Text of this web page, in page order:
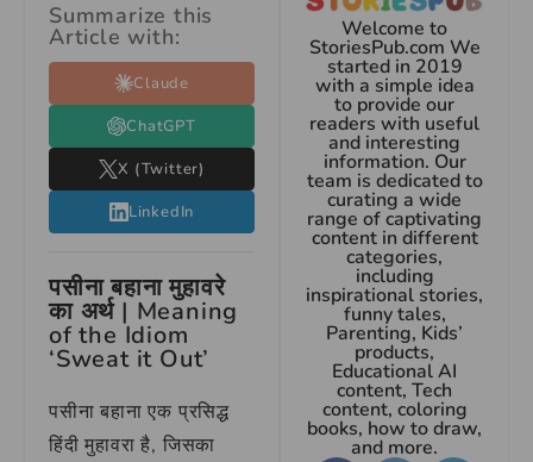
Summarize this
Article with:
Claude
ChatGPT
X (Twitter)
LinkedIn
पसीना बहाना मुहावरे
का अर्थ | Meaning
of the Idiom
‘Sweat it Out’
पसीना बहाना एक प्रसिद्ध
हिंदी मुहावरा है, जिसका
Welcome to
StoriesPub.com We
started in 2019
with a simple idea
to provide our
readers with useful
and interesting
information. Our
team is dedicated to
curating a wide
range of captivating
content in different
categories,
including
inspirational stories,
funny tales,
Parenting, Kids’
products,
Educational AI
content, Tech
content, coloring
books, how to draw,
and more.